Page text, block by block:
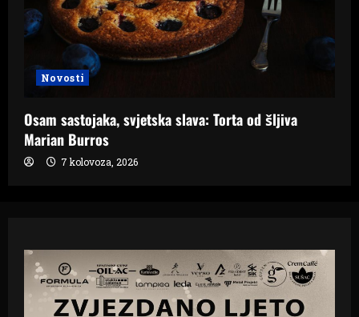
Novosti
Osam sastojaka, svjetska slava: Torta od šljiva
Marian Burros
7 kolovoza, 2026